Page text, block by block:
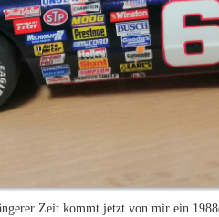
Zeit kommt jetzt von mir ein